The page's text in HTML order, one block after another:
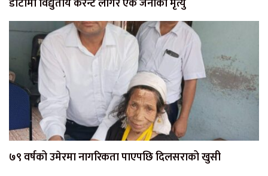
७९ वर्षको उमेरमा नागरिकता पाएपछि दिलसराको खुसी